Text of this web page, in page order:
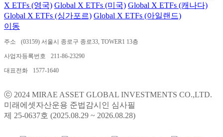
X ETFs (영국) Global X ETFs (미국) Global X ETFs (캐나다)
Global X ETFs (싱가포르) Global X ETFs (아일랜드)
이동
주소 (03159) 서울시 종로구 종로33, TOWER1 13층
사업자등록번호 211-86-23290
대표전화 1577-1640
ⓒ 2024 MIRAE ASSET GLOBAL INVESTMENTS CO.,LTD.
미래에셋자산운용 준법감시인 심사필
제 25-0637호 (2025.08.29 ~ 2026.08.28)